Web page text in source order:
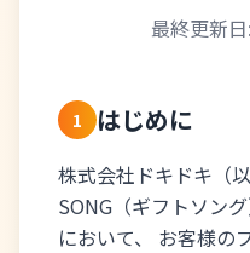
最終更新
1 はじめに
株式会社ドキドキ（
SONG（ギフトソン
において、 お客様の